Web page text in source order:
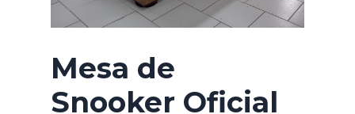
Mesa de
Snooker Oficial